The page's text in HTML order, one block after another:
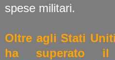
spese militari.
Oltre agli Stati
ha superato il